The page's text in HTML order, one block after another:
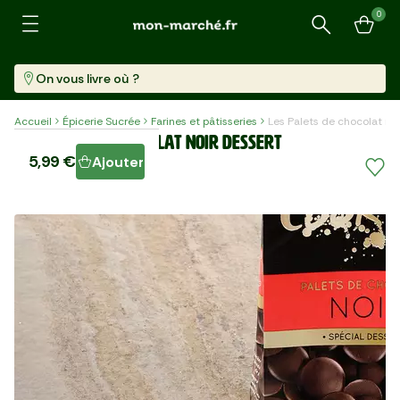
Recherche
0
On vous livre où ?
Accueil Épicerie Sucrée Farines et pâtisseries Les Palets de chocolat
Les Palets de chocolat noir dessert
5,99 € Ajouter